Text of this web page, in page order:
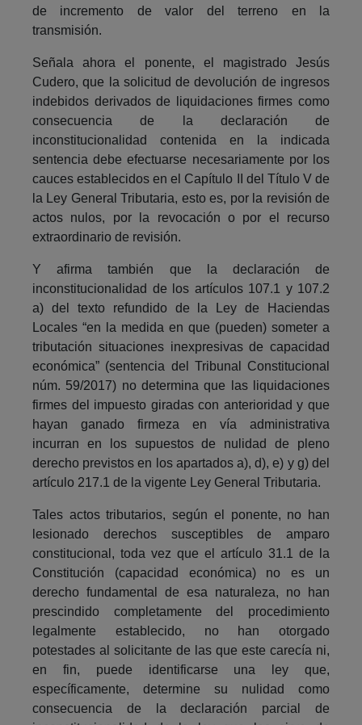
de incremento de valor del terreno en la
transmisión.
Señala ahora el ponente, el magistrado Jesús
Cudero, que la solicitud de devolución de ingresos
indebidos derivados de liquidaciones firmes como
consecuencia de la declaración de
inconstitucionalidad contenida en la indicada
sentencia debe efectuarse necesariamente por los
cauces establecidos en el Capítulo II del Título V de
la Ley General Tributaria, esto es, por la revisión de
actos nulos, por la revocación o por el recurso
extraordinario de revisión.
Y afirma también que la declaración de
inconstitucionalidad de los artículos 107.1 y 107.2
a) del texto refundido de la Ley de Haciendas
Locales “en la medida en que (pueden) someter a
tributación situaciones inexpresivas de capacidad
económica” (sentencia del Tribunal Constitucional
núm. 59/2017) no determina que las liquidaciones
firmes del impuesto giradas con anterioridad y que
hayan ganado firmeza en vía administrativa
incurran en los supuestos de nulidad de pleno
derecho previstos en los apartados a), d), e) y g) del
artículo 217.1 de la vigente Ley General Tributaria.
Tales actos tributarios, según el ponente, no han
lesionado derechos susceptibles de amparo
constitucional, toda vez que el artículo 31.1 de la
Constitución (capacidad económica) no es un
derecho fundamental de esa naturaleza, no han
prescindido completamente del procedimiento
legalmente establecido, no han otorgado
potestades al solicitante de las que este carecía ni,
en fin, puede identificarse una ley que,
específicamente, determine su nulidad como
consecuencia de la declaración parcial de